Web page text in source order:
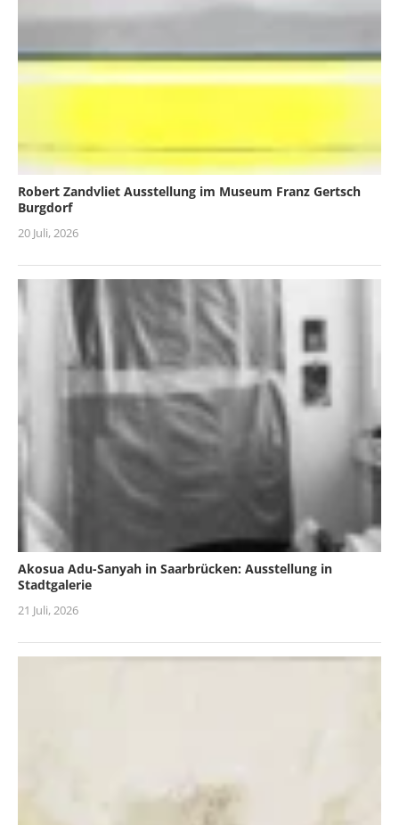
Robert Zandvliet Ausstellung im Museum Franz Gertsch
Burgdorf
20 Juli, 2026
Akosua Adu-Sanyah in Saarbrücken: Ausstellung in
Stadtgalerie
21 Juli, 2026